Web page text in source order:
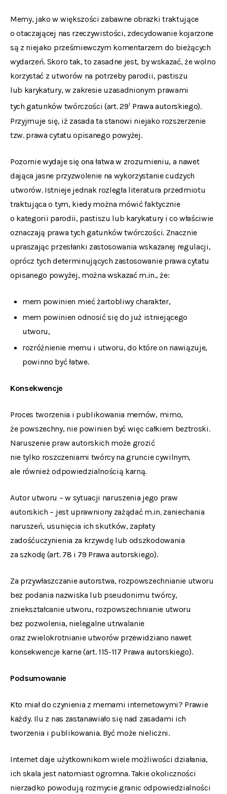
Memy, jako w większości zabawne obrazki traktujące
o otaczającej nas rzeczywistości, zdecydowanie kojarzone
są z niejako prześmiewczym komentarzem do bieżących
wydarzeń. Skoro tak, to zasadne jest, by wskazać, że wolno
korzystać z utworów na potrzeby parodii, pastiszu
lub karykatury, w zakresie uzasadnionym prawami
tych gatunków twórczości (art. 291 Prawa autorskiego).
Przyjmuje się, iż zasada ta stanowi niejako rozszerzenie
tzw. prawa cytatu opisanego powyżej.
Pozornie wydaje się ona łatwa w zrozumieniu, a nawet
dająca jasne przyzwolenie na wykorzystanie cudzych
utworów. Istnieje jednak rozległa literatura przedmiotu
traktująca o tym, kiedy można mówić faktycznie
o kategorii parodii, pastiszu lub karykatury i co właściwie
oznaczają prawa tych gatunków twórczości. Znacznie
upraszając przesłanki zastosowania wskazanej regulacji,
oprócz tych determinujących zastosowanie prawa cytatu
opisanego powyżej, można wskazać m.in., że:
mem powinien mieć żartobliwy charakter,
mem powinien odnosić się do już istniejącego
utworu,
rozróżnienie memu i utworu, do które on nawiązuje,
powinno być łatwe.
Konsekwencje
Proces tworzenia i publikowania memów, mimo,
że powszechny, nie powinien być więc całkiem beztroski.
Naruszenie praw autorskich może grozić
nie tylko roszczeniami twórcy na gruncie cywilnym,
ale również odpowiedzialnością karną.
Autor utworu – w sytuacji naruszenia jego praw
autorskich – jest uprawniony zażądać m.in. zaniechania
naruszeń, usunięcia ich skutków, zapłaty
zadośćuczynienia za krzywdę lub odszkodowania
za szkodę (art. 78 i 79 Prawa autorskiego).
Za przywłaszczanie autorstwa, rozpowszechnianie utworu
bez podania nazwiska lub pseudonimu twórcy,
zniekształcanie utworu, rozpowszechnianie utworu
bez pozwolenia, nielegalne utrwalanie
oraz zwielokrotnianie utworów przewidziano nawet
konsekwencje karne (art. 115-117 Prawa autorskiego).
Podsumowanie
Kto miał do czynienia z memami internetowymi? Prawie
każdy. Ilu z nas zastanawiało się nad zasadami ich
tworzenia i publikowania. Być może nieliczni.
Internet daje użytkownikom wiele możliwości działania,
ich skala jest natomiast ogromna. Takie okoliczności
nierzadko powodują rozmycie granic odpowiedzialności